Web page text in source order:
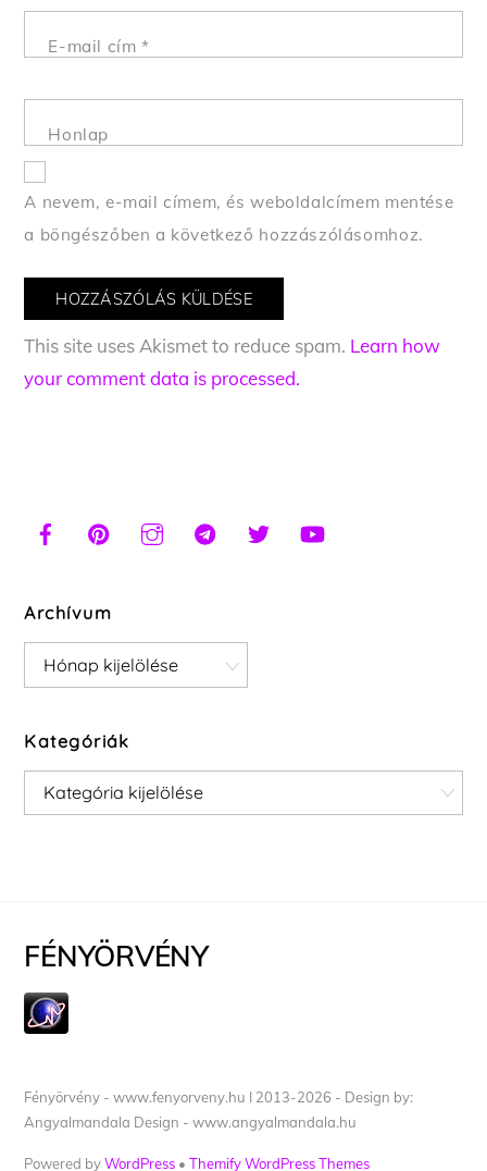
E-mail cím*
Honlap
A nevem, e-mail címem, és weboldalcímem mentése
a böngészőben a következő hozzászólásomhoz.
This site uses Akismet to reduce spam. Learn how
your comment data is processed.
Archívum
Archívum
Kategóriák
Kategóriák
FÉNYÖRVÉNY
Fényörvény - www.fenyorveny.hu I 2013-2026 - Design by:
Angyalmandala Design - www.angyalmandala.hu
Powered byWordPress •Themify WordPress Themes